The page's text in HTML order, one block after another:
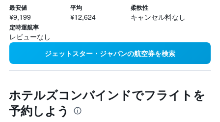
最安値
¥9,199
平均
¥12,624
柔軟性
キャンセル料なし
定時運航率
レビューなし
ジェットスター・ジャパンの航空券を検索
ホテルズコンバインドでフライトを
予約しよう